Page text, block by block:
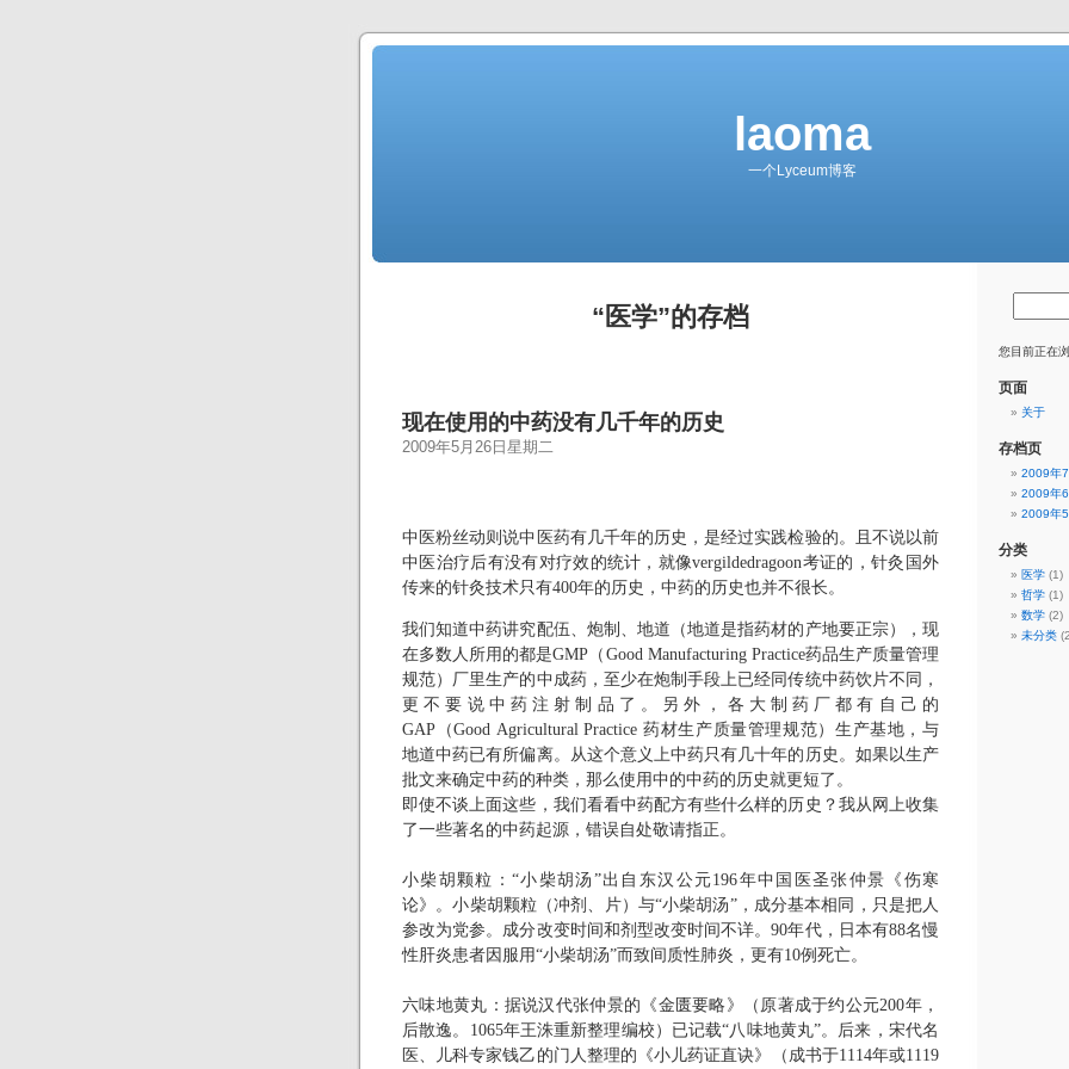
laoma
一个Lyceum博客
“医学”的存档
现在使用的中药没有几千年的历史
2009年5月26日星期二
中医粉丝动则说中医药有几千年的历史，是经过实践检验的。且不说以前
中医治疗后有没有对疗效的统计，就像vergildedragoon考证的，针灸国外
传来的针灸技术只有400年的历史，中药的历史也并不很长。
我们知道中药讲究配伍、炮制、地道（地道是指药材的产地要正宗），现
在多数人所用的都是GMP （ Good Manufacturing Practice药品生产质量管理
规范）厂里生产的中成药，至少在炮制手段上已经同传统中药饮片不同，
更不要说中药注射制品了。另外，各大制药厂都有自己的
GAP （Good Agricultural Practice药材生产质量管理规范）生产基地，与
地道中药已有所偏离。从这个意义上中药只有几十年的历史。如果以生产
批文来确定中药的种类，那么使用中的中药的历史就更短了。
即使不谈上面这些，我们看看中药配方有些什么样的历史？我从网上收集
了一些著名的中药起源，错误自处敬请指正。
小柴胡颗粒：“小柴胡汤”出自东汉公元196年中国医圣张仲景《伤寒
论》。小柴胡颗粒（冲剂、片）与“小柴胡汤”，成分基本相同，只是把人
参改为党参。成分改变时间和剂型改变时间不详。90年代，日本有88名慢
性肝炎患者因服用“小柴胡汤”而致间质性肺炎，更有10例死亡。
六味地黄丸：据说汉代张仲景的《金匮要略》（原著成于约公元200年，
后散逸。 1065年王洙重新整理编校）已记载“八味地黄丸”。后来，宋代名
医、儿科专家钱乙的门人整理的《小儿药证直诀》（成书于1114年或1119
您目前正在
页面
关于
存档页
2009年
2009年
2009年
分类
医学 (1)
哲学 (1)
数学 (2)
未分类